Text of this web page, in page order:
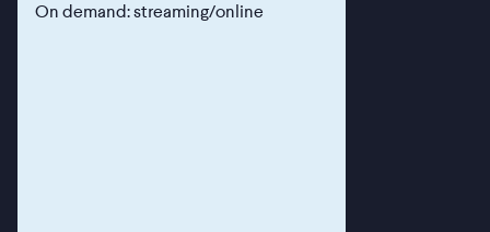
On demand: streaming/online